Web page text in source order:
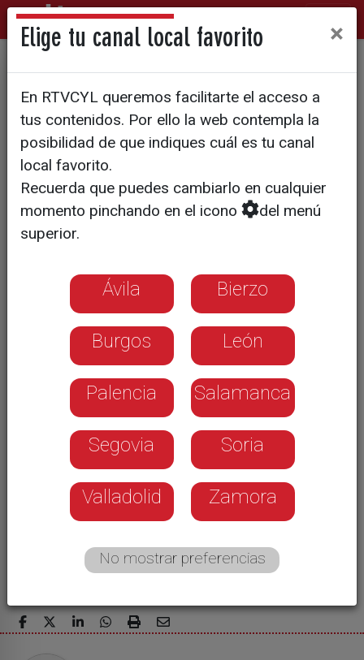
Objetivo educación: desterrar
ideas cómo las que afirman
que "la leche con cacao la
producen vacas marrones"
mundo urbano cada vez es mayor, con
todas las consecuencias que esto
tiene. COAG propone llevar la
educación agroalimentaria a los
colegios
Elige tu canal local favorito ×
En RTVCYL queremos facilitarte el acceso a
tus contenidos. Por ello la web contempla la
posibilidad de que indiques cuál es tu canal
local favorito.
Recuerda que puedes cambiarlo en cualquier
momento pinchando en el icono
del menú
superior.
Ávila Bierzo
Burgos León
Palencia Salamanca
Segovia Soria
Valladolid Zamora
No mostrar preferencias